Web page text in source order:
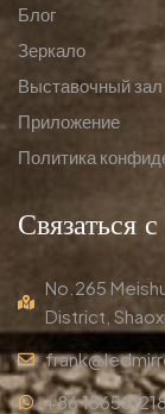
Блог
Зеркало
Выставочный зал
Приложение
Политика
Связаться с
No.265
District,
+86